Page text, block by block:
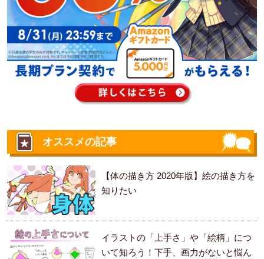
オススメの記事
【体の描き方 2020年版】絵の描き方を
知りたい
イラストの「上手さ」や「絵柄」につ
いて知ろう！下手、画力がないと悩ん